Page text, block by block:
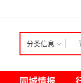
分类信息